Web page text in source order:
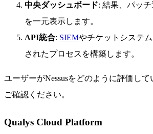
中央ダッシュボード: 結果、パッ
を一元表示します。
API統合: SIEMやチケットシステ
されたプロセスを構築します。
ユーザーがNessusをどのように評価して
ご確認ください。
Qualys Cloud Platform